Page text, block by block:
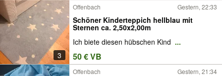
3
Offenbach Gestern, 22:33
Schöner Kinderteppich hellblau mit
Sternen ca. 2,50x2,00m
Ich biete diesen hübschen Kind ...
50 € VB
Offenbach Gestern, 21:34